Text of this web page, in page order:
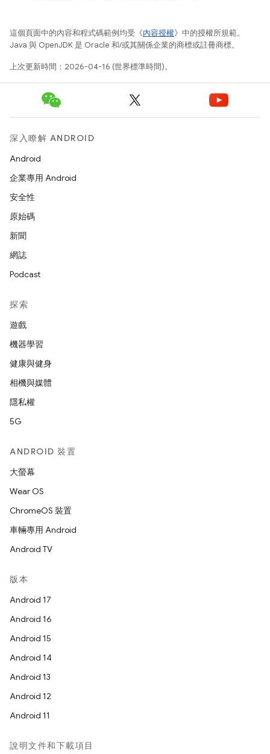
這個頁面中的內容和程式碼範例均受《內容授權》中的授權所規範。
Java 與 OpenJDK 是 Oracle 和/或其關係企業的商標或註冊商標。
上次更新時間：2026-04-16 (世界標準時間)。
深入瞭解 ANDROID
Android
企業專用 Android
安全性
原始碼
新聞
網誌
Podcast
探索
遊戲
機器學習
健康與健身
相機與媒體
隱私權
5G
ANDROID 裝置
大螢幕
Wear OS
ChromeOS 裝置
車輛專用 Android
Android TV
版本
Android 17
Android 16
Android 15
Android 14
Android 13
Android 12
Android 11
說明文件和下載項目